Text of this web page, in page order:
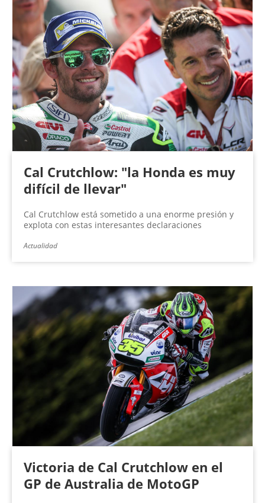
Cal Crutchlow: "la Honda es muy
difícil de llevar"
Cal Crutchlow está sometido a una enorme presión y
explota con estas interesantes declaraciones
Actualidad
Victoria de Cal Crutchlow en el
GP de Australia de MotoGP